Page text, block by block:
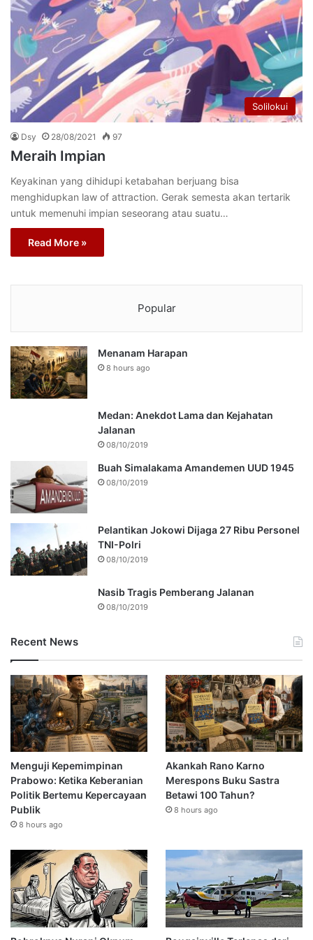
Solilokui
Dsy 28/08/2021 97
Meraih Impian
Keyakinan yang dihidupi ketabahan berjuang bisa
menghidupkan law of attraction. Gerak semesta akan tertarik
untuk memenuhi impian seseorang atau suatu…
Read More »
Popular
Menanam Harapan
8 hours ago
Medan: Anekdot Lama dan Kejahatan
Jalanan
08/10/2019
Buah Simalakama Amandemen UUD 1945
08/10/2019
Pelantikan Jokowi Dijaga 27 Ribu Personel
TNI-Polri
08/10/2019
Nasib Tragis Pemberang Jalanan
08/10/2019
Recent News
Menguji Kepemimpinan
Prabowo: Ketika Keberanian
Politik Bertemu Kepercayaan
Publik
8 hours ago
Akankah Rano Karno
Merespons Buku Sastra
Betawi 100 Tahun?
8 hours ago